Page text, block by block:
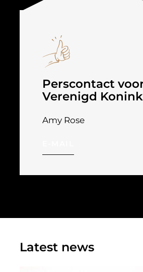
Perscontact
Verenigd
Amy Rose
Latest news